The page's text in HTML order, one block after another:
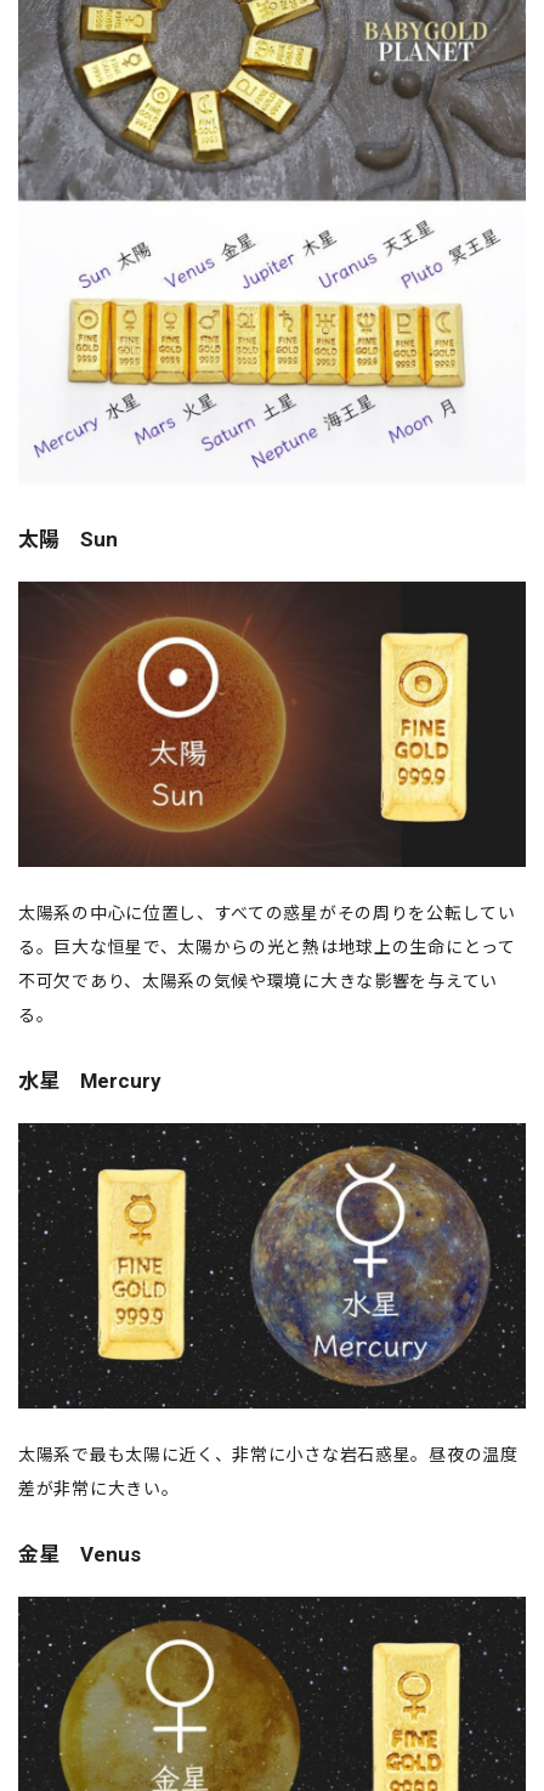
太陽 Sun
太陽系の中心に位置し、すべての惑星がその周りを公転してい
る。巨大な恒星で、太陽からの光と熱は地球上の生命にとって
不可欠であり、太陽系の気候や環境に大きな影響を与えてい
る。
水星 Mercury
太陽系で最も太陽に近く、非常に小さな岩石惑星。昼夜の温度
差が非常に大きい。
金星 Venus